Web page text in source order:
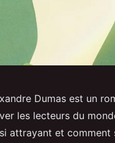
Dumas est un
les lecteurs du
attrayant et